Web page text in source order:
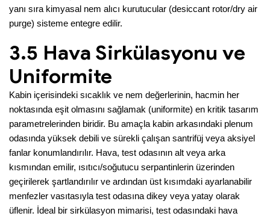
yanı sıra kimyasal nem alıcı kurutucular (desiccant rotor/dry air
purge) sisteme entegre edilir.
3.5 Hava Sirkülasyonu ve
Uniformite
Kabin içerisindeki sıcaklık ve nem değerlerinin, hacmin her
noktasında eşit olmasını sağlamak (uniformite) en kritik tasarım
parametrelerinden biridir. Bu amaçla kabin arkasındaki plenum
odasında yüksek debili ve sürekli çalışan santrifüj veya aksiyel
fanlar konumlandırılır. Hava, test odasının alt veya arka
kısmından emilir, ısıtıcı/soğutucu serpantinlerin üzerinden
geçirilerek şartlandırılır ve ardından üst kısımdaki ayarlanabilir
menfezler vasıtasıyla test odasına dikey veya yatay olarak
üflenir. İdeal bir sirkülasyon mimarisi, test odasındaki hava